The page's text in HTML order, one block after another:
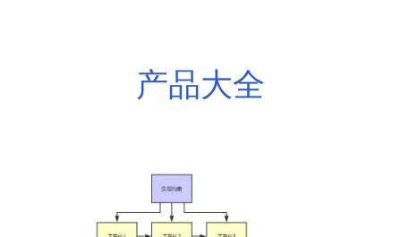
产品大全